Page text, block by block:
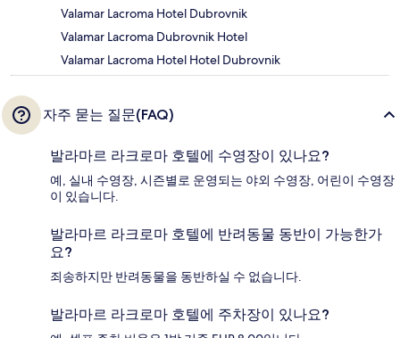
Valamar Lacroma Hotel Dubrovnik
Valamar Lacroma Dubrovnik Hotel
Valamar Lacroma Hotel Hotel Dubrovnik
자주 묻는 질문(FAQ)
발라마르 라크로마 호텔에 수영장이 있나요?
예, 실내 수영장, 시즌별로 운영되는 야외 수영장, 어린이 수영장
이 있습니다.
발라마르 라크로마 호텔에 반려동물 동반이 가능한가
요?
죄송하지만 반려동물을 동반하실 수 없습니다.
발라마르 라크로마 호텔에 주차장이 있나요?